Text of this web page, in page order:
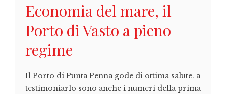
Economia del mare, il
Porto di Vasto a pieno
regime
Il Porto di Punta Penna gode di ottima salute. a
testimoniarlo sono anche i numeri della prima